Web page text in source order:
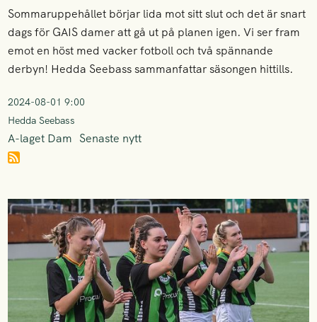
Sommaruppehållet börjar lida mot sitt slut och det är snart
dags för GAIS damer att gå ut på planen igen. Vi ser fram
emot en höst med vacker fotboll och två spännande
derbyn! Hedda Seebass sammanfattar säsongen hittills.
2024-08-01 9:00
Hedda Seebass
A-laget Dam Senaste nytt